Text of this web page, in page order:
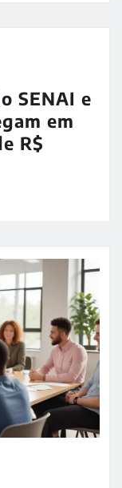
SENAI e
em
R$